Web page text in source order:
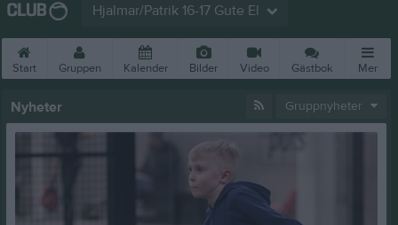
Hjalmar/Patrik 16-17 Gute El
Start Gruppen Kalender Bilder Video Gästbok Mer
Nyheter Gruppnyheter